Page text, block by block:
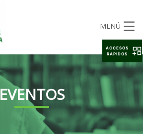
MENÚ
EVENTOS
ACCESOS
RAPIDOS